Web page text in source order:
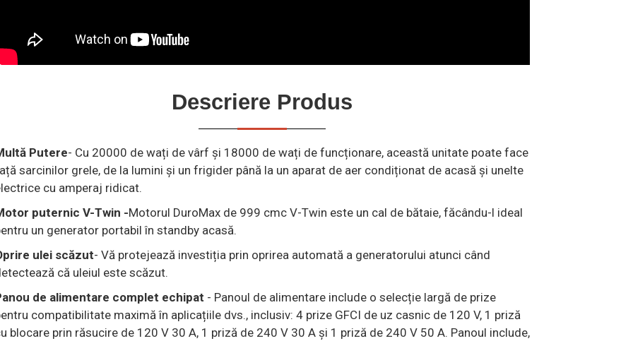
Descriere Produs
Putere- Cu 20000 de wați de vârf și 18000 de wați de funcționare, această unitate poate face
sarcinilor grele, de la lumini și un frigider până la un aparat de aer condiționat de acasă și unelte
cu amperaj ridicat.
puternic V-Twin -Motorul DuroMax de 999 cmc V-Twin este un cal de bătaie, făcându-l ideal
un generator portabil în standby acasă.
ulei scăzut- Vă protejează investiția prin oprirea automată a generatorului atunci când
că uleiul este scăzut.
de alimentare complet echipat - Panoul de alimentare include o selecție largă de prize
compatibilitate maximă în aplicațiile dvs., inclusiv: 4 prize GFCI de uz casnic de 120 V, 1 priză
blocare prin răsucire de 120 V 30 A, 1 priză de 240 V 30 A și 1 priză de 240 V 50 A. Panoul include,